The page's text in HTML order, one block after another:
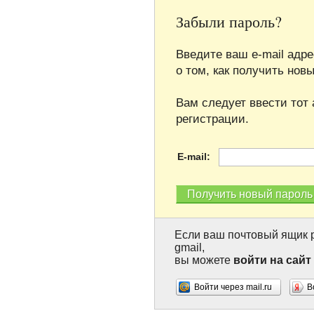
Забыли пароль?
Введите ваш e-mail
о том, как получить
Вам следует ввести
регистрации.
E-mail:
Если ваш почтовый ящик
gmail,
вы можете войти на
Войти через mail.ru